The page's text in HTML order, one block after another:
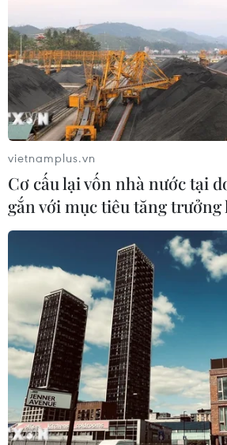
28/03/2024 10:45
Phương thức tuyển sinh vào các lớp
Trung học Phổ thông Chuyên Hà
Chuyên Nguyễn Huệ, Chu Văn An,
thi: vòng 1 sơ tuyển và vòng 2 thi
Tuyển sinh lớp 10: Hà Nội
vietnamplus.vn
Cơ cấu lại vốn nhà nước tại
gắn với mục tiêu tăng trưởng